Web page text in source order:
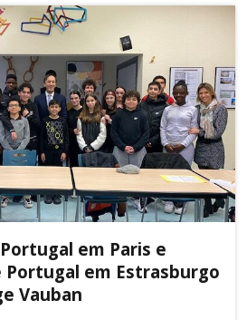
em Paris e
Portugal em Estrasburgo
Vauban